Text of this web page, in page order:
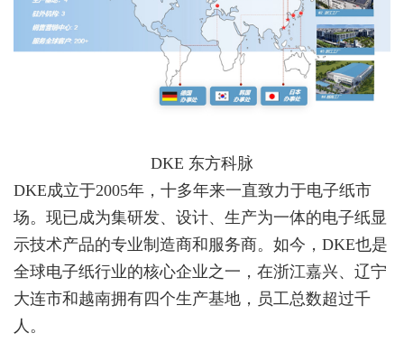
DKE 东方科脉
DKE成立于2005年，十多年来一直致力于电子纸市
场。现已成为集研发、设计、生产为一体的电子纸显
示技术产品的专业制造商和服务商。 如今，DKE也是
全球电子纸行业的核心企业之一，在浙江嘉兴、辽宁
大连市和越南拥有四个生产基地，员工总数超过千
人。